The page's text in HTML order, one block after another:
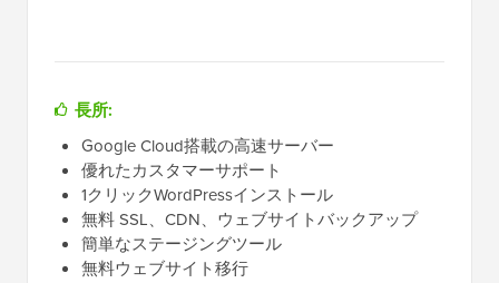
長所:
Google Cloud搭載の高速サーバー
優れたカスタマーサポート
1クリックWordPressインストール
無料 SSL、CDN、ウェブサイトバックアップ
簡単なステージングツール
無料ウェブサイト移行